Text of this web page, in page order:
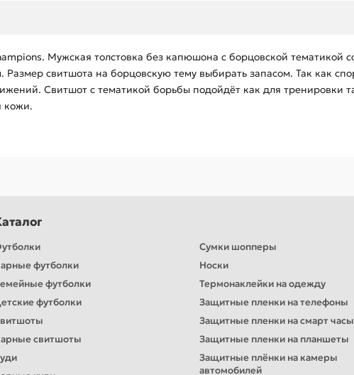
Мужская толстовка без капюшона с борцовской тематикой
Размер свитшота на борцовскую тему выбирать запасом. Так как
Свитшот с тематикой борьбы подойдёт как для тренировки
кожи.
футболки
футболки
футболки
свитшоты
Сумки шопперы
Носки
Термонаклейки на одежду
Защитные пленки на телефоны
Защитные пленки на смарт часы
Защитные пленки на планшеты
Защитные плёнки на камеры
автомобилей